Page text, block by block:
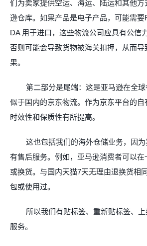
们为卖家提供空运、海运、陆运和其他
逊仓库。如果产品是电子产品，可能需要
DA 用于进口，这些物流公司应具有公信
否则可能会导致货物被海关扣押，从而
果。
第二部分是尾端：这是亚马逊在全
似于国内的京东物流。作为京东平台的
时效性和保质性有所提高。
这也包括我们的海外仓储业务，因
有售后服务。例如，亚马逊消费者可以
或换货。与国内天猫7天无理由退换货相
包或使用过。
所以我们有贴标签、重新贴标签、
服务。